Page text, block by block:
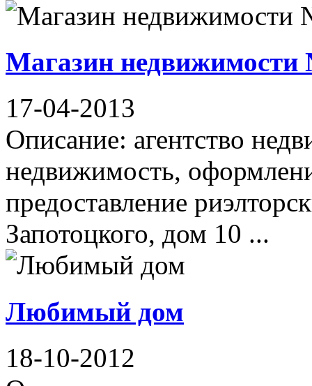
Магазин
17-04-2013
Описание: агентство
недвижимость,
предоставление
Запотоцкого, дом 10 ...
Любимый дом
18-10-2012